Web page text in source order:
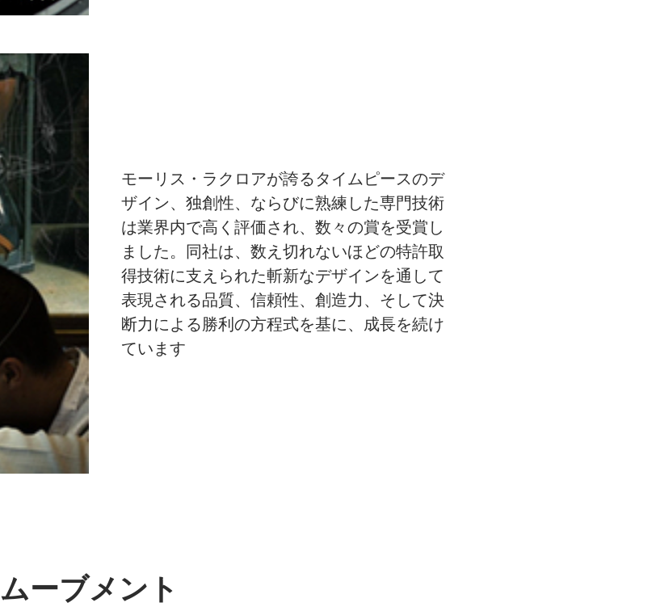
モーリス・ラクロアが誇るタイムピースのデ
ザイン、独創性、ならびに熟練した専門技術
は業界内で高く評価され、数々の賞を受賞し
ました。同社は、数え切れないほどの特許取
得技術に支えられた斬新なデザインを通して
表現される品質、信頼性、創造力、そして決
断力による勝利の方程式を基に、成長を続け
ています
ムーブメント